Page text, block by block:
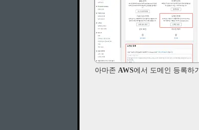
아마존 AWS에서 도메인 등록하기